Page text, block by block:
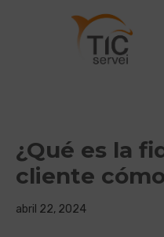
¿Qué es la
cliente
abril 22, 2024